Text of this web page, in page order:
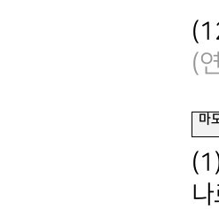
(
마